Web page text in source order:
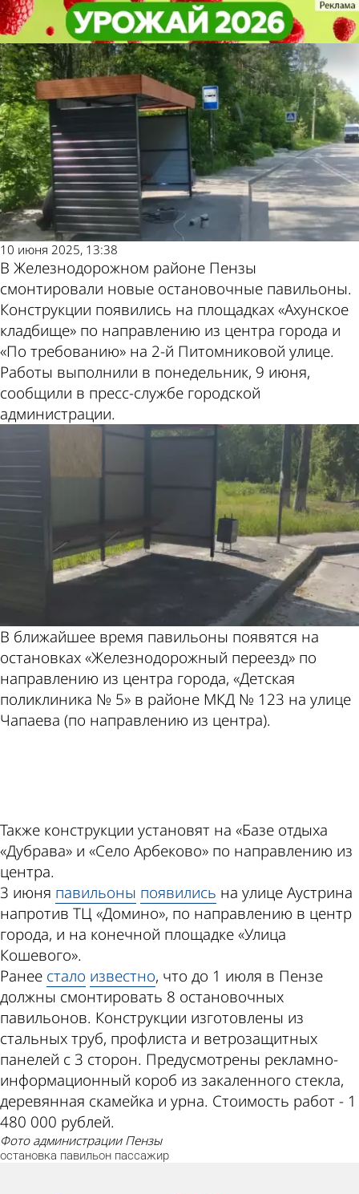
На остановке «Ахунское
кладбище» появился павильон
Общество
10 июня 2025, 13:38
В Железнодорожном районе Пензы
смонтировали новые остановочные павильоны.
Конструкции появились на площадках «Ахунское
кладбище» по направлению из центра города и
«По требованию» на 2-й Питомниковой улице.
Работы выполнили в понедельник, 9 июня,
сообщили в пресс-службе городской
администрации.
В ближайшее время павильоны появятся на
остановках «Железнодорожный переезд» по
направлению из центра города, «Детская
поликлиника № 5» в районе МКД № 123 на улице
Чапаева (по направлению из центра).
Также конструкции установят на «Базе отдыха
«Дубрава» и «Село Арбеково» по направлению из
центра.
3 июня павильоны появились на улице Аустрина
напротив ТЦ «Домино», по направлению в центр
города, и на конечной площадке «Улица
Кошевого».
Ранее стало известно, что до 1 июля в Пензе
должны смонтировать 8 остановочных
павильонов. Конструкции изготовлены из
стальных труб, профлиста и ветрозащитных
панелей с 3 сторон. Предусмотрены рекламно-
информационный короб из закаленного стекла,
деревянная скамейка и урна. Стоимость работ - 1
480 000 рублей.
фото администрации Пензы
остановка павильон пассажир
На остановке «Ахунское
кладбище» появился павильон
Общество
Другие новости
по теме
Погода и курсы
валют в Пензе